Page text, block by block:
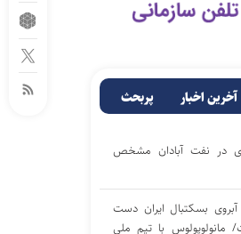
آخرین اخبار پربحث
در نفت آبادان مشخص
بسکتبال ایران دست
مانولوپولوس با تیم ملی